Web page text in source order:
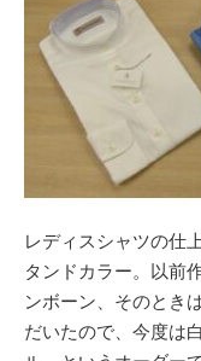
レディスシャツの仕
タンドカラー。以前
ンボーン、そのとき
だいたので、今度は